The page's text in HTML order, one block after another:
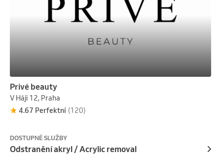
Privé beauty
V Háji 12, Praha
4.67 Perfektní (120)
DOSTUPNÉ SLUŽBY
Odstranění akryl / Acrylic removal